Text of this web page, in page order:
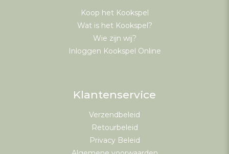
Koop het Kookspel
Wat is het Kookspel?
Wie zijn wij?
Inloggen Kookspel Online
Klantenservice
Verzendbeleid
Retourbeleid
Privacy Beleid